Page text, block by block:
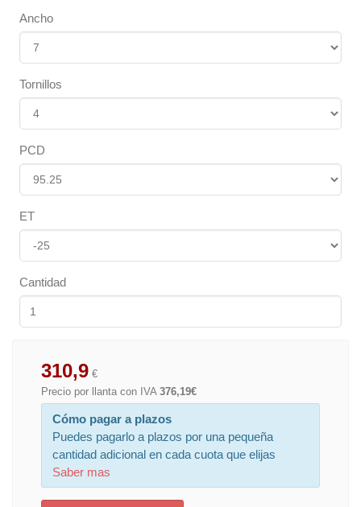
Ancho
Tornillos
PCD
ET
Cantidad
310,9 €
Precio por llanta con IVA 376,19€
Cómo pagar a plazos
Puedes pagarlo a plazos por una pequeña
cantidad adicional en cada cuota que elijas
Saber mas